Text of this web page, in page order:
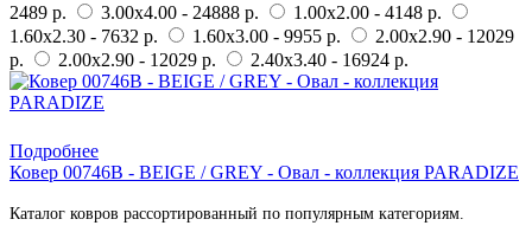
2489 р.
3.00x4.00 - 24888 р.
1.00x2.00 - 4148 р.
1.60x2.30 - 7632 р.
1.60x3.00 - 9955 р.
2.00x2.90 - 12029
р.
2.00x2.90 - 12029 р. 2.40x3.40 - 16924 р.
Подробнее
Ковер 00746B - BEIGE / GREY - Овал - коллекция PARADIZE
Каталог ковров рассортированный по популярным категориям.